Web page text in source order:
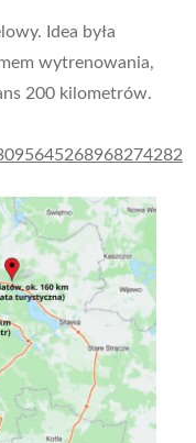
Idea była
wytrenowania,
200 kilometrów.